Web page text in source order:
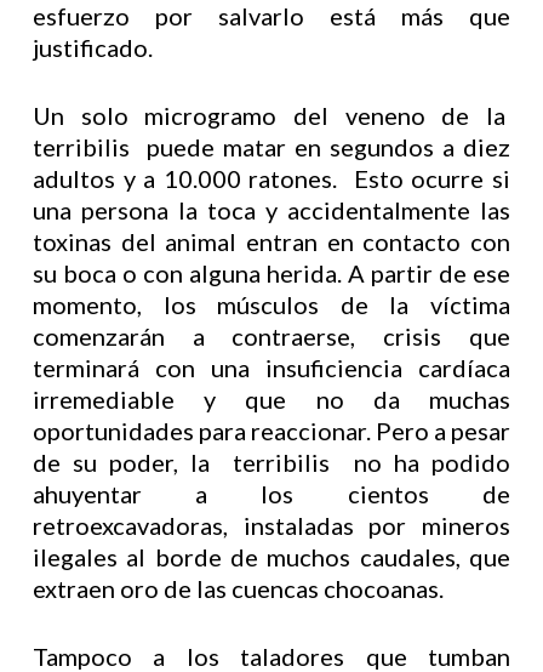
esfuerzo por salvarlo está más que
justificado.
Un solo microgramo del veneno de la
terribilis puede matar en segundos a diez
adultos y a 10.000 ratones. Esto ocurre si
una persona la toca y accidentalmente las
toxinas del animal entran en contacto con
su boca o con alguna herida. A partir de ese
momento, los músculos de la víctima
comenzarán a contraerse, crisis que
terminará con una insuficiencia cardíaca
irremediable y que no da muchas
oportunidades para reaccionar. Pero a pesar
de su poder, la terribilis no ha podido
ahuyentar a los cientos de
retroexcavadoras, instaladas por mineros
ilegales al borde de muchos caudales, que
extraen oro de las cuencas chocoanas.
Tampoco a los taladores que tumban